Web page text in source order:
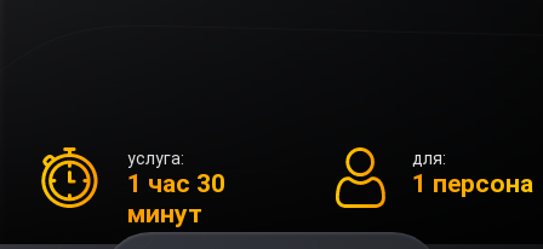
услуга:
1 час 30
минут
для:
1 персона